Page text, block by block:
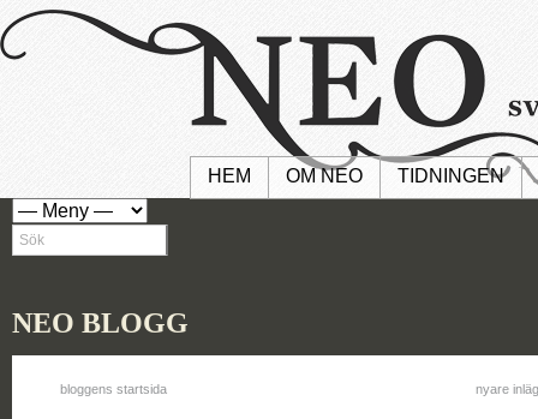
HEM OM NEO TIDNINGEN
NEO BLOGG
bloggens startsida nyare